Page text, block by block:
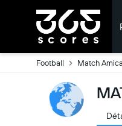
Football Match